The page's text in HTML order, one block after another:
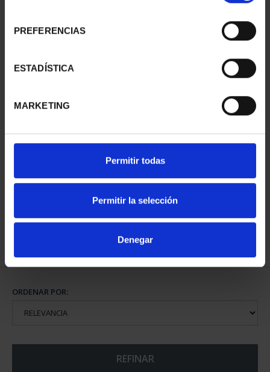
PREFERENCIAS
ESTADÍSTICA
MARKETING
Permitir todas
Permitir la selección
Denegar
IBEROAMERICANA -
MONEDA ESPA...
IBEROAMERICANA
"CAPITALES"
ORDENAR POR:
REFINAR